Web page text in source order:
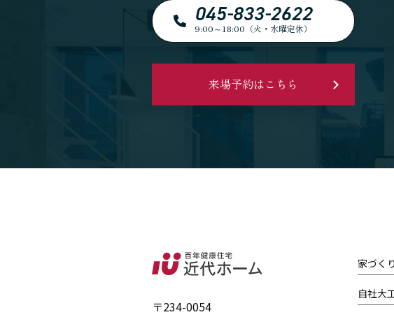
045-833-2622
9:00～18:00（火・水曜定休）
来場予約はこちら
〒234-0054
家づく
自社大